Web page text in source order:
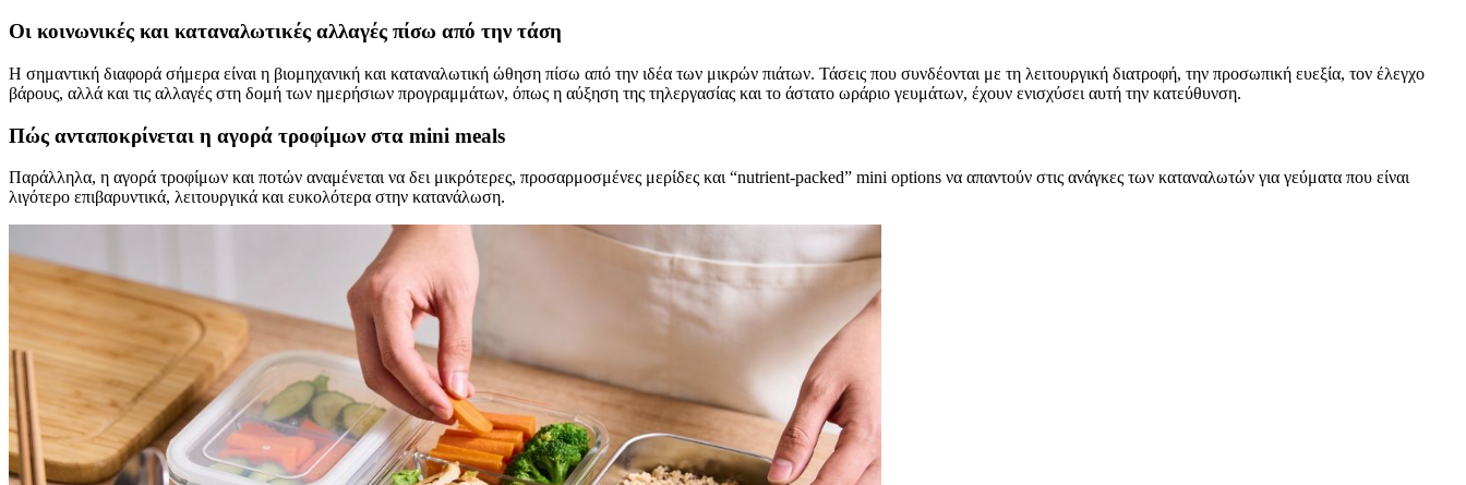
Οι κοινωνικές και καταναλωτικές αλλαγές πίσω από την τάση
Η σημαντική διαφορά σήμερα είναι η βιομηχανική και καταναλωτική ώθηση πίσω από την ιδέα των μικρών πιάτων. Τάσεις που συνδέονται με τη λειτουργική διατροφή, την προσωπική ευεξία, τον έλεγχο
βάρους, αλλά και τις αλλαγές στη δομή των ημερήσιων προγραμμάτων, όπως η αύξηση της τηλεργασίας και το άστατο ωράριο γευμάτων, έχουν ενισχύσει αυτή την κατεύθυνση.
Πώς ανταποκρίνεται η αγορά τροφίμων στα mini meals
Παράλληλα, η αγορά τροφίμων και ποτών αναμένεται να δει μικρότερες, προσαρμοσμένες μερίδες και “nutrient-packed” mini options να απαντούν στις ανάγκες των καταναλωτών για γεύματα που είναι
λιγότερο επιβαρυντικά, λειτουργικά και ευκολότερα στην κατανάλωση.